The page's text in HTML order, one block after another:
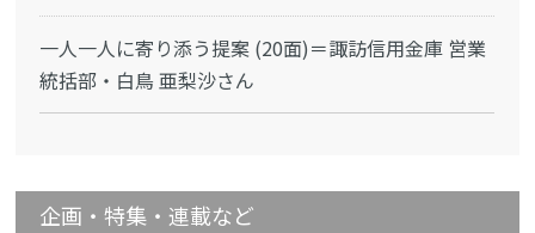
一人一人に寄り添う提案 (20面)＝諏訪信用金庫 営業
統括部・白鳥 亜梨沙さん
企画・特集・連載など